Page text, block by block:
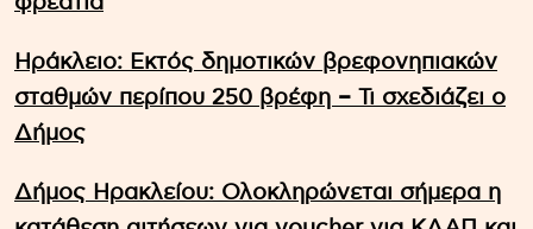
Ηράκλειο: Εκτός δημοτικών βρεφονηπιακών
σταθμών περίπου 250 βρέφη – Τι σχεδιάζει ο
Δήμος
Δήμος Ηρακλείου: Ολοκληρώνεται σήμερα η